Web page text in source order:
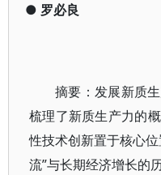
● 罗必良
摘要：发展新质
梳理了新质生产力的
性技术创新置于核心
流”与长期经济增长的